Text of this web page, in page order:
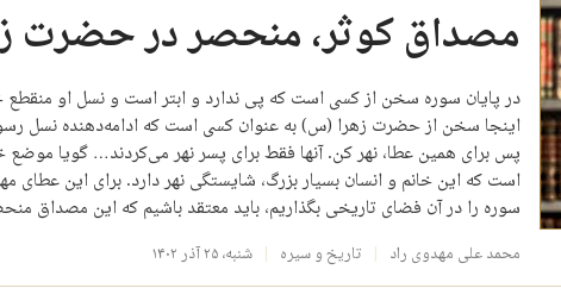
مصداق کوثر، منحصر در حضرت
در پایان سوره سخن از کسی است که پی ندارد و ابتر است و نسل او
اینجا سخن از حضرت زهرا (س) به عنوان کسی است که ادامه‌‌دهنده نسل
پس برای همین عطا، نهر کن. آنها فقط برای پسر نهر می‌کردند… گویا موضع
است که این خانم و انسان بسیار بزرگ، شایستگی نهر دارد. برای این عطای
سوره را در آن فضای تاریخی بگذاریم، باید معتقد باشیم که این مصداق
محمد علی مهدوی راد تاریخ و سیره شنبه، ۲۵ آذر ۱۴۰۲